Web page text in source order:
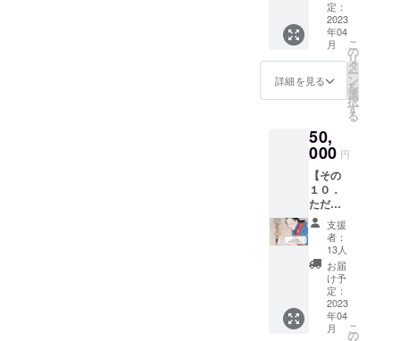
種でき
身体に
良いよ
うに、
生珈琲
もクロ
ロゲン
富に含
まれ、
接種を
するこ
とで美
容や健
康に期
待され
ていま
す。一
般的な
珈琲と
比較す
ると、
カフェ
界のプ
リンス
とも呼
び名の
旦那の
腕は注
す！
「オリ
ジナル
セッ
ト」 内
容量：
生落
雁 加
加阿
（カカ
オ）９
個、大
徳寺納
豆のオ
リジナ
します
ので
（学び
て別途
追加料
す）、
無理に
は頑張
りすぎ
ないで
下さい
ね。 ※
着物、
小物な
どは当
日ご自
身でお
持ち下
さい。
しいた
め、子
どもの
産着や
も愛用
された
カバー
が安眠
へいざ
ないま
す。
【素
材】綿
100%
【サイ
ズ】
43cm×
63cm
B「有松
絞り藍
たいと
考えて
おりま
す。 お
昼の会
席と共
聞きな
がら、
ゆっく
りお食
事を楽
しんで
下さ
い。 春
先です
ので、
新入社
員研修
とし
て、営
業や接
ました
ら、茶
道のお
稽古に
通って
下さる
古の提
供で
菓子と
薄茶
（抹
茶）を
必ず一
服召し
上がっ
てもら
えるよ
うご用
意いた
しま
賀ラン
チ会
席！
参加
権】 名
古屋の
芸・舞
の完成
を祝い
つつ、
お座敷
遊びと
会席料
理を楽
しみま
せん
か？ お
昼から
贅沢
に、会
席と共
に約３
定：
2023
年04
月
詳細を見る
こ
の
リ
タ
ー
ン
を
選
択
す
る
50,
000 円
【その
１０．
ただた
だ応
援、
ぎょう
さん力
になっ
ちゃろ
う！】
「とに
かくた
支援
者：
13人
お届
け予
定：
2023
年04
月
こ
の